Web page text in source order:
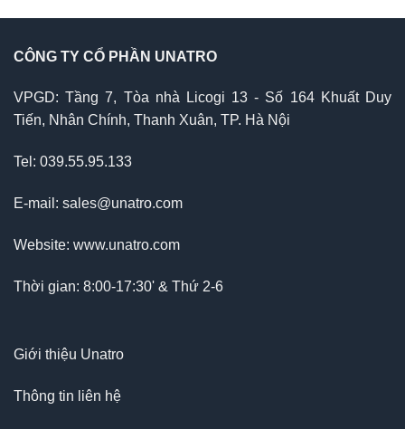
CÔNG TY CỔ PHẦN UNATRO
VPGD: Tầng 7, Tòa nhà Licogi 13 - Số 164 Khuất Duy
Tiến, Nhân Chính, Thanh Xuân, TP. Hà Nội
Tel: 039.55.95.133
E-mail: sales@unatro.com
Website: www.unatro.com
Thời gian: 8:00-17:30' & Thứ 2-6
Giới thiệu Unatro
Thông tin liên hệ